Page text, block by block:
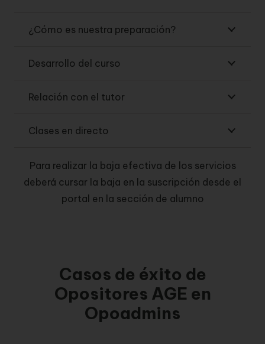
¿Cómo es nuestra preparación?
Desarrollo del curso
Relación con el tutor
Clases en directo
Para realizar la baja efectiva de los servicios
deberá cursar la baja en la suscripción desde el
portal en la sección de alumno
Casos de éxito de
Opositores AGE en
Opoadmins